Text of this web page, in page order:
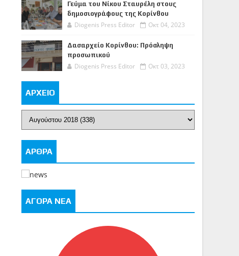
Γεύμα του Νίκου Σταυρέλη στους
δημοσιογράφους της Κορίνθου
Diogenis Press Editor Οκτ 04, 2023
Δασαρχείο Κορίνθου: Πρόσληψη
προσωπικού
Diogenis Press Editor Οκτ 03, 2023
ΑΡΧΕΙΟ
ΑΡΘΡΑ
ΑΓΟΡΑ ΝΕΑ